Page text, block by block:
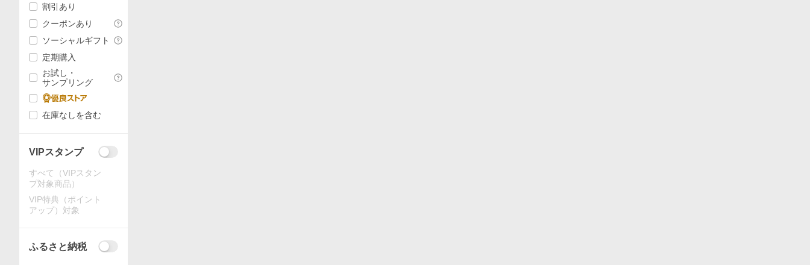
割引あり
クーポンあり
ソーシャルギフト
定期購入
お試し・
サンプリング
在庫なしを含む
VIPスタンプ
すべて（VIPスタン
プ対象商品）
VIP特典（ポイント
アップ）対象
ふるさと納税